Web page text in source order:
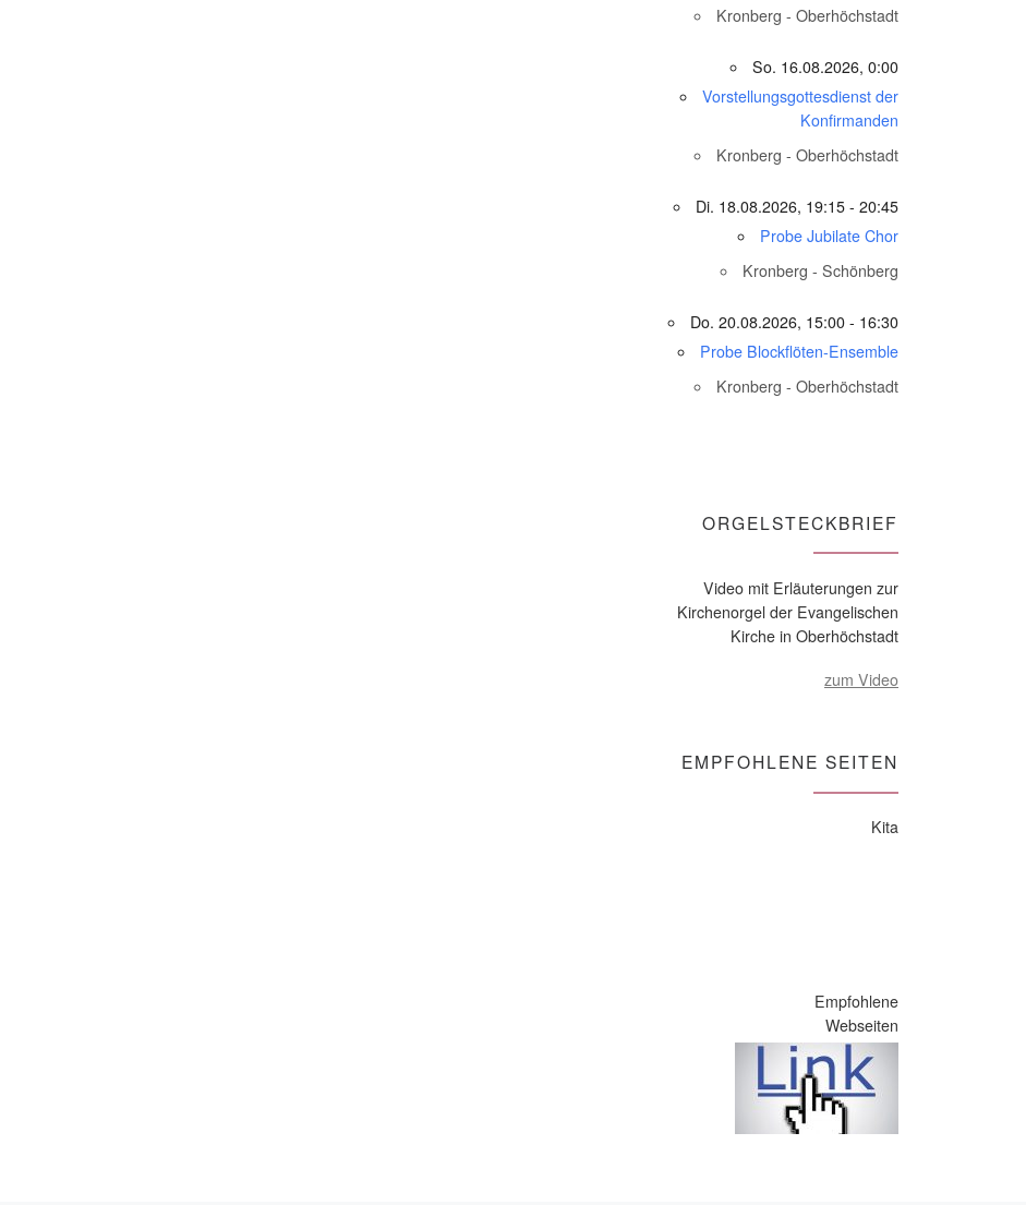
Kronberg - Oberhöchstadt
So. 16.08.2026, 0:00
Vorstellungsgottesdienst der
Konfirmanden
Kronberg - Oberhöchstadt
Di. 18.08.2026, 19:15 - 20:45
Probe Jubilate Chor
Kronberg - Schönberg
Do. 20.08.2026, 15:00 - 16:30
Probe Blockflöten-Ensemble
Kronberg - Oberhöchstadt
ORGELSTECKBRIEF
Video mit Erläuterungen zur
Kirchenorgel der Evangelischen
Kirche in Oberhöchstadt
zum Video
EMPFOHLENE SEITEN
Kita
Empfohlene
Webseiten